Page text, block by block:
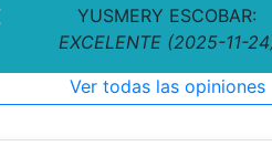
YUSMERY ESCOBAR:
EXCELENTE (2025-11-
Ver todas las opiniones